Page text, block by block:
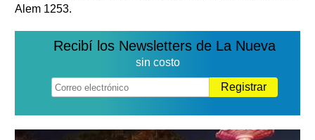
Alem 1253.
Recibí los Newsletters de La Nueva
sin costo
Registrar